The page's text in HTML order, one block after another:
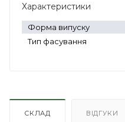
Характеристики
Форма випуску
Тип фасування
СКЛАД ВІДГУКИ